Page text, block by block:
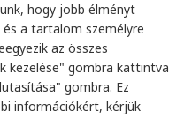
hogy jobb élményt
a tartalom személyre
az összes
kezelése" gombra kattintva
gombra. Ez
információkért, kérjük